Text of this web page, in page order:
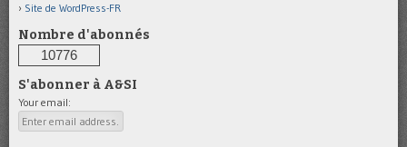
Site de WordPress-FR
Nombre d'abonnés
10776
S'abonner à A&SI
Your email: